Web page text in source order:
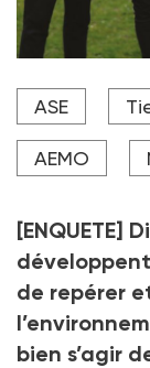
Portrait d'une
la Mecs de
l'Epdsae.
ASE
AEMO
[ENQUETE]
de repérer
bien s’agir